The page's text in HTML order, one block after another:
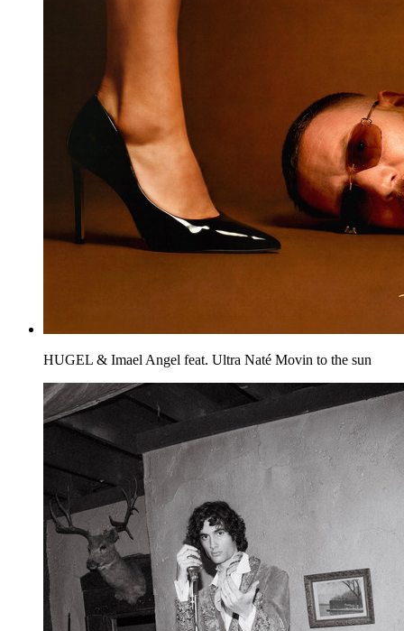
HUGEL & Imael Angel feat. Ultra Naté Movin to the sun